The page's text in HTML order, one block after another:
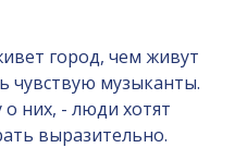
город, чем живут
чувствую музыканты.
них, - люди хотят
выразительно.